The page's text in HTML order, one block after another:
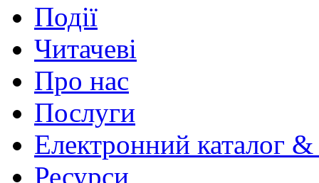
Події
Читачеві
Про нас
Послуги
Електронний каталог
Ресурси